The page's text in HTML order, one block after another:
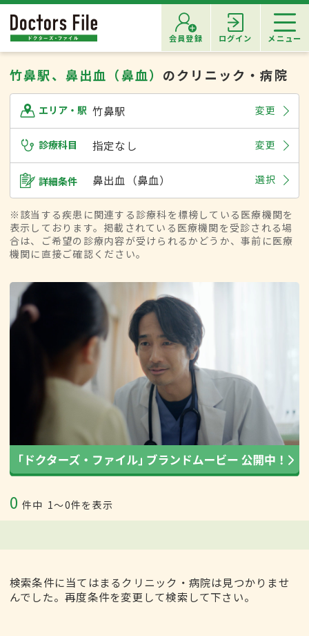
会員登録 ログイン メニュー
竹鼻駅、鼻出血（鼻血） のクリニック・病院
エリア・駅 竹鼻駅 変更
診療科目 指定なし 変更
詳細条件 鼻出血（鼻血） 選択
※該当する疾患に関連する診療科を標榜している医療機関を
表示しております。掲載されている医療機関を受診される場
合は、ご希望の診療内容が受けられるかどうか、事前に医療
機関に直接ご確認ください。
0 件中 1〜0件を表示
検索条件に当てはまるクリニック・病院は見つかりませ
んでした。再度条件を変更して検索して下さい。